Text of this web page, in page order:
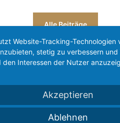
Alle Beiträge
Partners
is supported by
Website-Tracking-Technologien
stetig zu verbessern und
den Interessen der Nutzer
Akzeptieren
Ablehnen